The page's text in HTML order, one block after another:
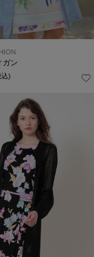
ガン
込)